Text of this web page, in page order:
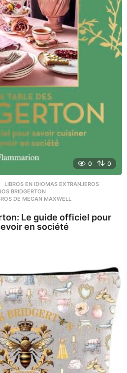
0 0
,LIBROS EN IDIOMAS EXTRANJEROS
BRIDGERTON
DE MEGAN MAXWELL
Le guide officiel pour
en société